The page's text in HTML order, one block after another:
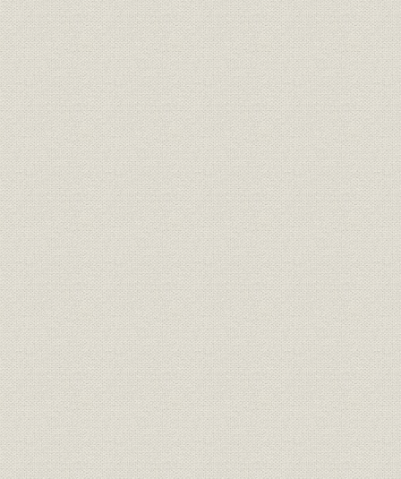
コークス
硫安
染料
製造供給篇
発展の概況
第一期の発展
第二期の発展
第三期の発展
第四期の発展
営業所
昭和篇 岩崎社長時代
重役会
破天荒の大拡張計画